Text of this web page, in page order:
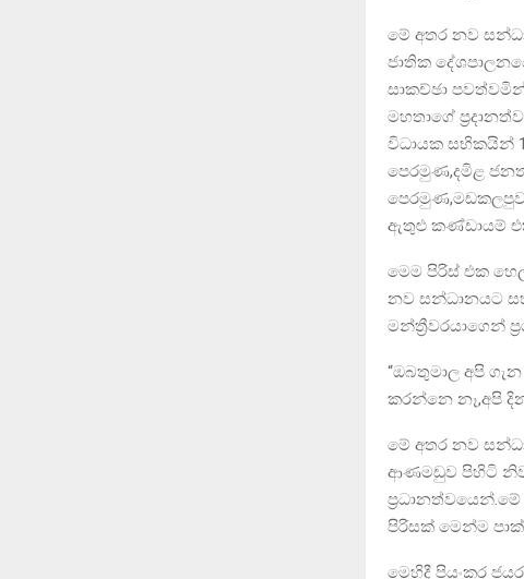
මේ අතර නව
ජාතික
සාකච්ඡා
මහතාගේ
විධායක සභිකයින්
පෙරමුණ,දමිළ
පෙරමුණ,මඩකලපුව
ඇතුළු කණ්ඩායම්
මෙම පිරිස් එක
නව සන්ධානයට
මන්ත්‍රීවරයාගෙන්
“ඔබතුමාල අපි
කරන්නෙ නෑ,අපි
මේ අතර නව
ආණමඩුව පිහිටි
පිරිසක් මෙන්ම
මෙහිදී පියංකර